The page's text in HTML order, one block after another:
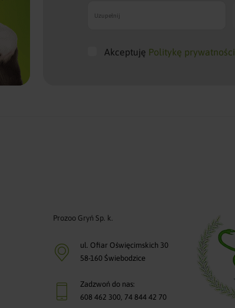
Akceptuję Politykę prywatności
Prozoo Gryń Sp. k.
ul. Ofiar Oświęcimskich 30
58-160 Świebodzice
Zadzwoń do nas:
608 462 300 74 844 42 70